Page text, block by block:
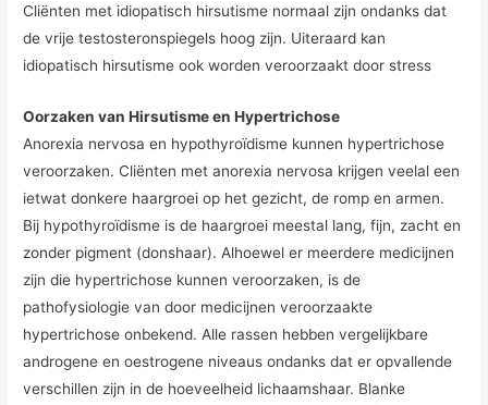
Cliënten met idiopatisch hirsutisme normaal zijn ondanks dat
de vrije testosteronspiegels hoog zijn. Uiteraard kan
idiopatisch hirsutisme ook worden veroorzaakt door stress
Oorzaken van Hirsutisme en Hypertrichose
Anorexia nervosa en hypothyroïdisme kunnen hypertrichose
veroorzaken. Cliënten met anorexia nervosa krijgen veelal een
ietwat donkere haargroei op het gezicht, de romp en armen.
Bij hypothyroïdisme is de haargroei meestal lang, fijn, zacht en
zonder pigment (donshaar). Alhoewel er meerdere medicijnen
zijn die hypertrichose kunnen veroorzaken, is de
pathofysiologie van door medicijnen veroorzaakte
hypertrichose onbekend. Alle rassen hebben vergelijkbare
androgene en oestrogene niveaus ondanks dat er opvallende
verschillen zijn in de hoeveelheid lichaamshaar. Blanke